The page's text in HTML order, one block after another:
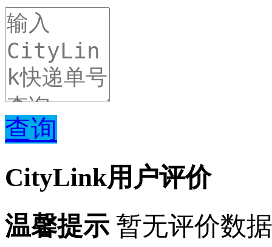
查询
CityLink用户评价
温馨提示暂无评价数据